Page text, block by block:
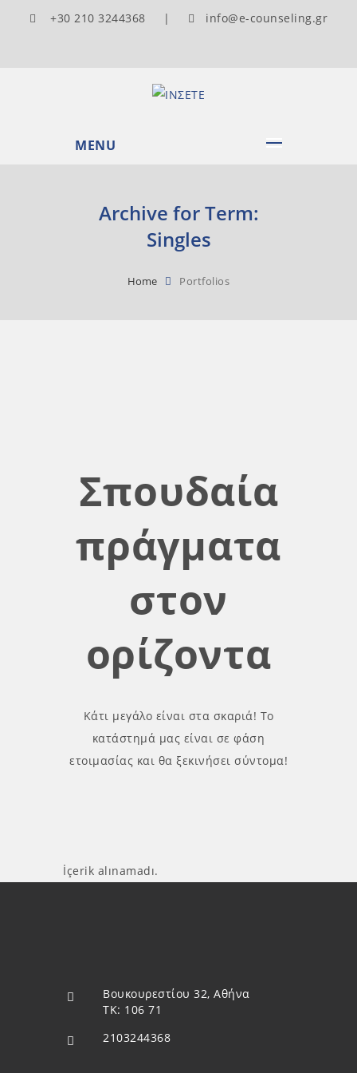
+30 210 3244368 | info@e-counseling.gr
MENU
Archive for Term:
Singles
Home Portfolios
Σπουδαία
πράγματα
στον
ορίζοντα
Κάτι μεγάλο είναι στα σκαριά! Το
κατάστημά μας είναι σε φάση
ετοιμασίας και θα ξεκινήσει σύντομα!
İçerik alınamadı.
Βουκουρεστίου 32, Αθήνα
ΤΚ: 106 71
2103244368